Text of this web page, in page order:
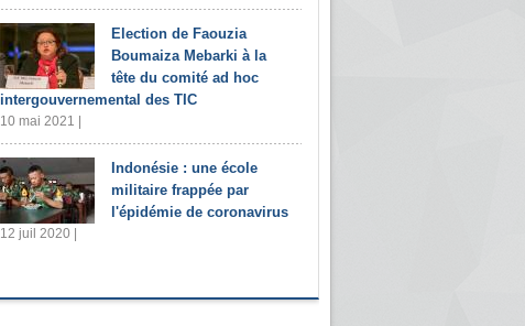
Election de Faouzia
Boumaiza Mebarki à la
tête du comité ad hoc
intergouvernemental des TIC
10 mai 2021 |
Indonésie : une école
militaire frappée par
l'épidémie de coronavirus
12 juil 2020 |